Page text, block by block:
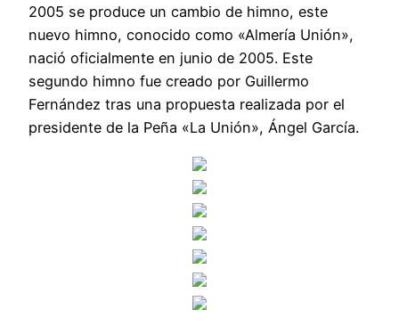
2005 se produce un cambio de himno, este
nuevo himno, conocido como «Almería Unión»,
nació oficialmente en junio de 2005. Este
segundo himno fue creado por Guillermo
Fernández tras una propuesta realizada por el
presidente de la Peña «La Unión», Ángel García.